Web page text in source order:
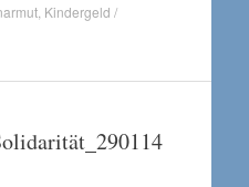
, Kindergeld /